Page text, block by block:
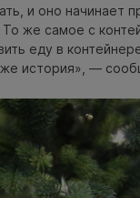
и оно начинает
То же самое с
еду в
история», —